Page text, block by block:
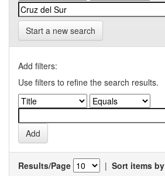
Start a new search
Add filters:
Use filters to refine the search results.
Results/Page | Sort items by